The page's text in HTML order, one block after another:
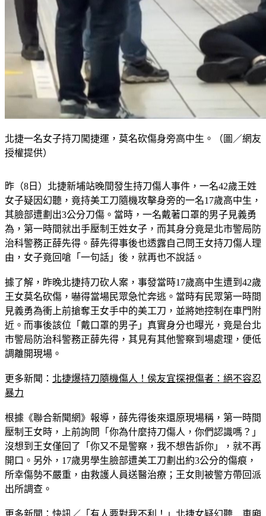
北捷一名女子持刀闖捷運，莫名砍傷身旁高中生。（圖／網友
昨（8日）北捷新埔站晚間發生持刀傷人事件，一名42歲王姓
女子疑因幻聽，竟持美工刀隨機攻擊身旁的一名17歲高中生，
其臉部遭劃出3公分刀傷。當時，一名戴著口罩的男子見義勇
為，第一時間就出手壓制王姓女子，而其身分竟是北市警局防
治科警務正薛先得。薛先得事後也透露自己問王女持刀傷人理
據了解，昨晚北捷持刀砍人案，事發當時17歲高中生遭到42歲
王女莫名砍傷，嚇得當場民眾急忙奔逃。當時有民眾第一時間
見義勇為衝上前搶奪王女手中的美工刀，並將她控制在車門附
近。而事後該位「戴口罩的男子」真實身分也曝光，竟是台北
市警局防治科警務正薛先得，其見有其他警察到場處理，便低
更多新聞：
根據《聯合新聞網》報導，薛先得後來還原現場稱，第一時間
壓制王女時，上前詢問「你為什麼持刀傷人，你們認識嗎？」
沒想到王女僅回了「你又不是警察，我不想告訴你」，就不再
開口。另外，17歲男學生臉部遭美工刀劃出約3公分的傷痕，
所幸傷勢不嚴重，由救護人員送醫治療；王女則被警方帶回派